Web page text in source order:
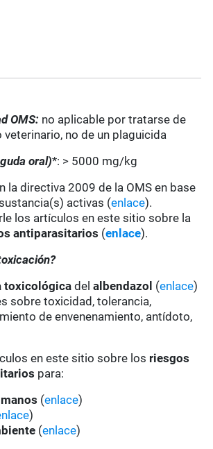
OMS: no aplicable por tratarse de
no de un plaguicida
oral)*: > 5000 mg/kg
la directiva 2009 de la OMS en base
activas (enlace).
los artículos en este sitio sobre la
antiparasitarios (enlace).
toxicológica delalbendazol (enlace)
sobre toxicidad, tolerancia,
de envenenamiento, antídoto,
en este sitio sobre los riesgos
para:
(enlace)
)
(enlace)